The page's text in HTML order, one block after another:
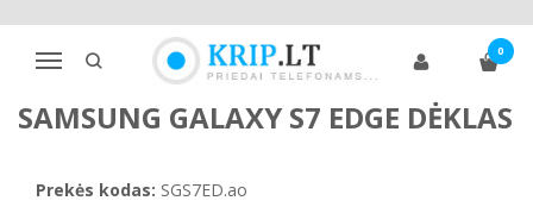
Navigacija
0
Pagrindinis Telefonų dėklai Samsung S klasė
S7
Samsung Galaxy S7 Edge dėklas
SAMSUNG GALAXY S7 EDGE DĖKLAS
Prekės kodas: SGS7ED.ao